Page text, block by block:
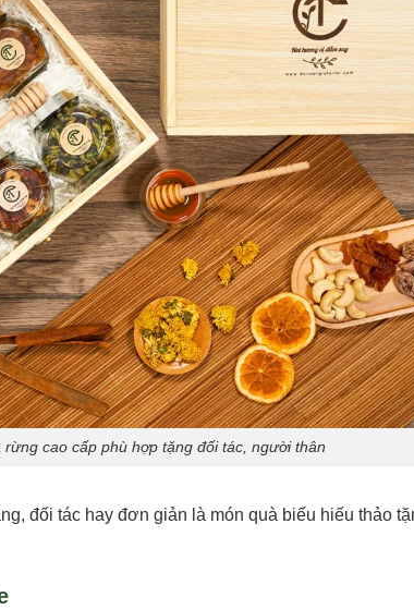
cao cấp phù hợp tặng đối tác, người thân
đối tác hay đơn giản là món quà biếu hiếu thảo